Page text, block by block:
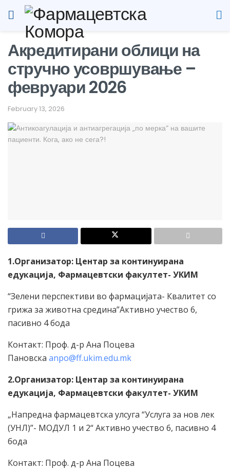
Акредитирани облици на
стручно усовршување –
февруари 2026
February 13, 2026
1.Организатор: Центар за континуирана
едукација, Фармацевтски факултет- УКИМ
“Зелени перспективи во фармацијата- Квалитет со
грижа за животна средина”Активно учество 6,
пасивно 4 бода
Контакт: Проф. д-р Ана Поцева
Пановска anpo@ff.ukim.edu.mk
2.Организатор: Центар за континуирана
едукација, Фармацевтски факултет- УКИМ
„Напредна фармацевтска улсуга “Услуга за нов лек
(УНЛ)”- МОДУЛ 1 и 2“ Активно учество 6, пасивно 4
бода
Контакт: Проф. д-р Ана Поцева